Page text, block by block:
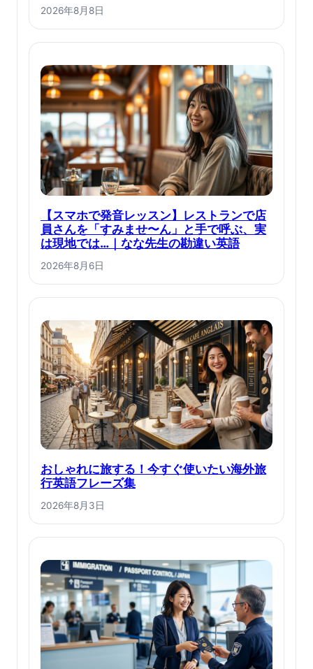
2026年8月8日
【スマホで発音レッスン】レストランで店
員さんを「すみませ〜ん」と手で呼ぶ、実
は現地では…｜なな先生の勘違い英語
2026年8月6日
おしゃれに旅する！今すぐ使いたい海外旅
行英語フレーズ集
2026年8月3日